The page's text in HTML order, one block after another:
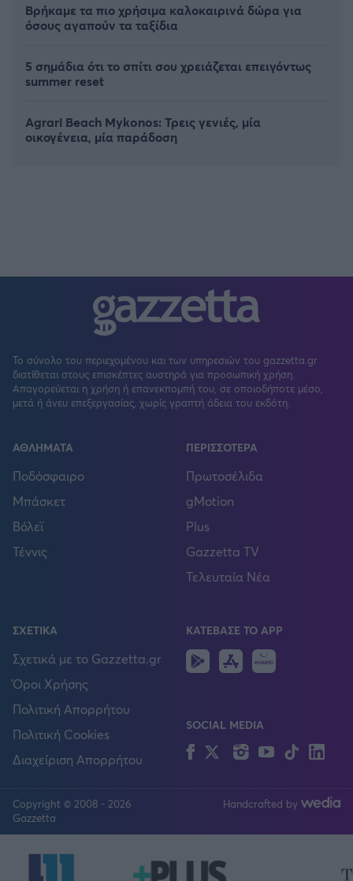
Βρήκαμε τα πιο χρήσιμα καλοκαιρινά δώρα για
όσους αγαπούν τα ταξίδια
5 σημάδια ότι το σπίτι σου χρειάζεται επειγόντως
summer reset
Agrari Beach Mykonos: Τρεις γενιές, μία
οικογένεια, μία παράδοση
Το σύνολο του περιεχομένου και των υπηρεσιών του gazzetta.gr
διατίθεται στους επισκέπτες αυστηρά για προσωπική χρήση.
Απαγορεύεται η χρήση ή επανεκπομπή του, σε οποιοδήποτε μέσο,
μετά ή άνευ επεξεργασίας, χωρίς γραπτή άδεια του εκδότη.
ΑΘΛΗΜΑΤΑ
Ποδόσφαιρο
Μπάσκετ
Βόλεϊ
Τέννις
ΠΕΡΙΣΣΟΤΕΡΑ
Πρωτοσέλιδα
gMotion
Plus
Gazzetta TV
Τελευταία Νέα
ΣΧΕΤΙΚΑ
Σχετικά με το Gazzetta.gr
Όροι Χρήσης
Πολιτική Απορρήτου
Πολιτική Cookies
Διαχείριση Απορρήτου
ΚΑΤΕΒΑΣΕ ΤΟ APP
Android
IOS
SOCIAL MEDIA
FacebookTwitterInstagram
YouTubeTikTok
Copyright © 2008 - 2026
Gazzetta
Handcrafted by